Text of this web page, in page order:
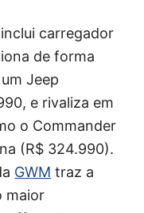
carregador
de forma
Jeep
e rivaliza em
o Commander
(R$ 324.990).
GWM traz a
maior